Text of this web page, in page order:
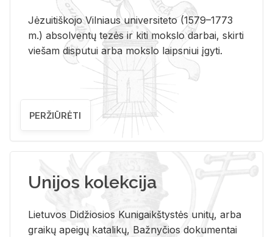
Jėzuitiškojo Vilniaus universiteto (1579–1773
m.) absolventų tezės ir kiti mokslo darbai, skirti
viešam disputui arba mokslo laipsniui įgyti.
PERŽIŪRĖTI
Unijos kolekcija
Lietuvos Didžiosios Kunigaikštystės unitų, arba
graikų apeigų katalikų, Bažnyčios dokumentai